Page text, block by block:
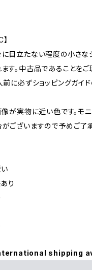
目立たない程度の小さな
す。中古品であることを
前に必ずショッピングガイ
が実物に近い色です。モ
ございますので予めご了
り
shipping